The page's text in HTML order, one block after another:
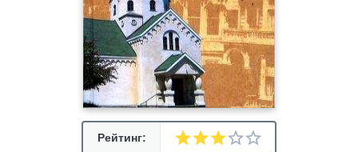
Рейтинг: